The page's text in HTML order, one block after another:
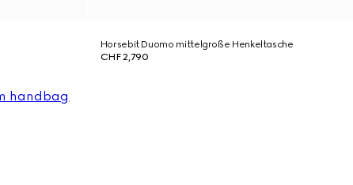
Horsebit Duomo mittelgroße Henkeltasche
CHF 2,790